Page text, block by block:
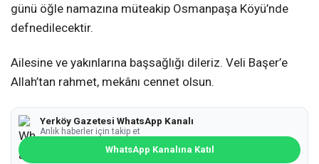
günü öğle namazına müteakip Osmanpaşa Köyü’nde
defnedilecektir.
Ailesine ve yakınlarına başsağlığı dileriz. Veli Başer’e
Allah’tan rahmet, mekânı cennet olsun.
Yerköy Gazetesi WhatsApp Kanalı
Anlık haberler için takip et
WhatsApp Kanalına Katıl